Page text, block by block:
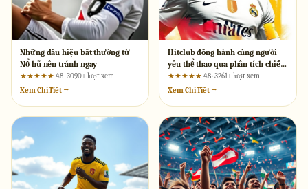
Những dấu hiệu bất thường từ
Nổ hũ nên tránh ngay
★★★★★ 4.8 · 3090+ lượt xem
Xem Chi Tiết →
Hitclub đồng hành cùng người
yêu thể thao qua phân tích chiến
thuật và lịch sử
★★★★★ 4.8 · 3261+ lượt xem
Xem Chi Tiết →